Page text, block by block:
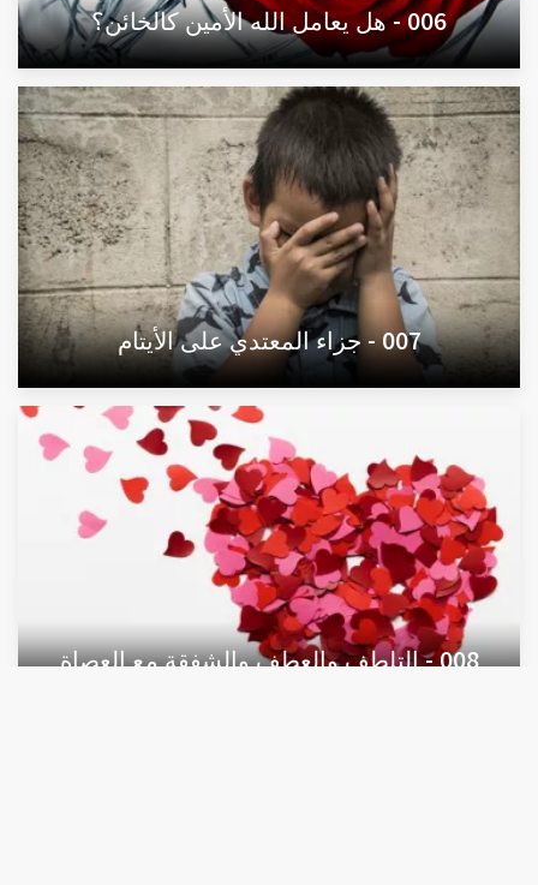
006 - هل يعامل الله الأمين كالخائن؟
007 - جزاء المعتدي على الأيتام
008 - التلطف والعطف والشفقة مع العصاة